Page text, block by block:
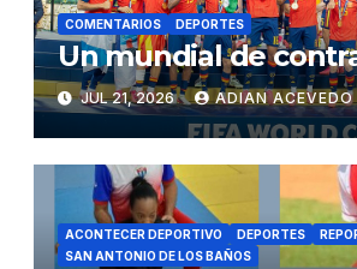
COMENTARIOS DEPORTES
Un mundial de
JUL 21, 2026 ADIAN
ACONTECER DEPORTIVO DEPORTES
SAN ANTONIO DE LOS BAÑOS